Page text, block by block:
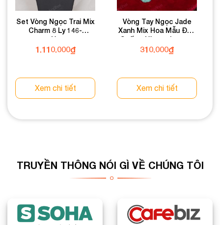
Set Vòng Ngọc Trai Mix
Charm 8 Ly 146-
055V01-8
1.110.000₫
Xem chi tiết
Vòng Tay Ngọc Jade
Xanh Mix Hoa Mẫu Đơn
Cuốn 3 Vòng 6 Ly 080-
050V06-6
310.000₫
Xem chi tiết
TRUYỀN THÔNG NÓI GÌ VỀ CHÚNG TÔI